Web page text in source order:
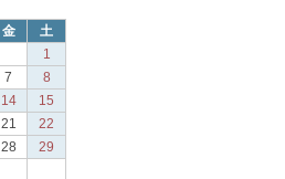
金
土
1
7
8
14
15
21
22
28
29